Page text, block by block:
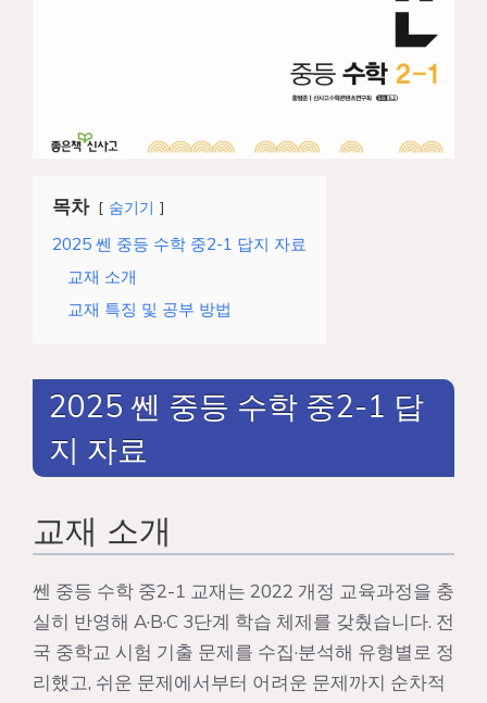
목차 숨기기
2025 쎈 중등 수학 중2-1 답지 자료
교재 소개
교재 특징 및 공부 방법
2025 쎈 중등 수학 중2-1 답
지 자료
교재 소개
쎈 중등 수학 중2-1 교재는 2022 개정 교육과정을 충
실히 반영해 A·B·C 3단계 학습 체제를 갖췄습니다. 전
국 중학교 시험 기출 문제를 수집·분석해 유형별로 정
리했고, 쉬운 문제에서부터 어려운 문제까지 순차적